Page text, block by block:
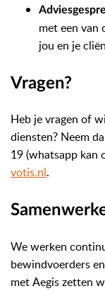
met een van
jou en je
Vragen?
Heb je vragen of
diensten? Neem
19 (whatsapp kan
votis.nl.
We werken
bewindvoerders
metAegiszetten